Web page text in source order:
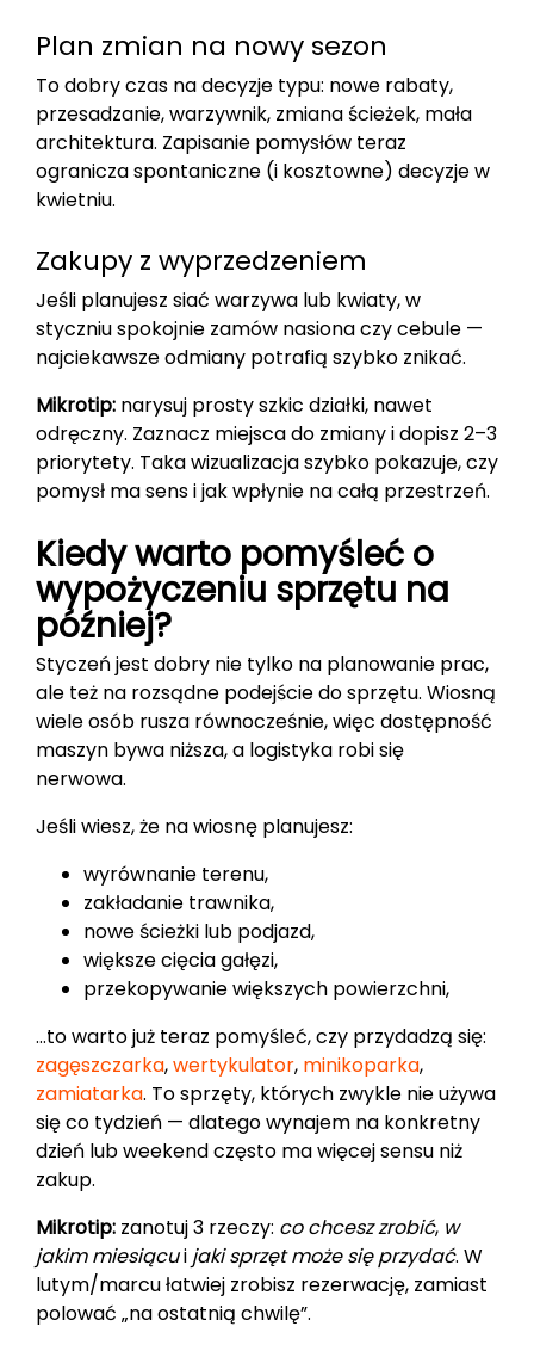
Plan zmian na nowy sezon
To dobry czas na decyzje typu: nowe rabaty,
przesadzanie, warzywnik, zmiana ścieżek, mała
architektura. Zapisanie pomysłów teraz
ogranicza spontaniczne (i kosztowne) decyzje w
kwietniu.
Zakupy z wyprzedzeniem
Jeśli planujesz siać warzywa lub kwiaty, w
styczniu spokojnie zamów nasiona czy cebule —
najciekawsze odmiany potrafią szybko znikać.
Mikrotip: narysuj prosty szkic działki, nawet
odręczny. Zaznacz miejsca do zmiany i dopisz 2–3
priorytety. Taka wizualizacja szybko pokazuje, czy
pomysł ma sens i jak wpłynie na całą przestrzeń.
Kiedy warto pomyśleć o
wypożyczeniu sprzętu na
później?
Styczeń jest dobry nie tylko na planowanie prac,
ale też na rozsądne podejście do sprzętu. Wiosną
wiele osób rusza równocześnie, więc dostępność
maszyn bywa niższa, a logistyka robi się
nerwowa.
Jeśli wiesz, że na wiosnę planujesz:
wyrównanie terenu,
zakładanie trawnika,
nowe ścieżki lub podjazd,
większe cięcia gałęzi,
przekopywanie większych powierzchni,
…to warto już teraz pomyśleć, czy przydadzą się:
zagęszczarka,wertykulator, minikoparka,
zamiatarka. To sprzęty, których zwykle nie używa
się co tydzień — dlatego wynajem na konkretny
dzień lub weekend często ma więcej sensu niż
zakup.
Mikrotip: zanotuj 3 rzeczy: co chcesz zrobić, w
jakim miesiącui jaki sprzęt może się przydać. W
lutym/marcu łatwiej zrobisz rezerwację, zamiast
polować „na ostatnią chwilę”.